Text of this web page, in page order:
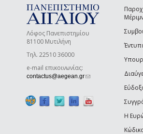
Λόφος Πανεπιστημίου
81100 Μυτιλήνη
Τηλ. 22510 36000
e-mail επικοινωνίας:
contactus@aegean.gr(link sends e-mail)
Η